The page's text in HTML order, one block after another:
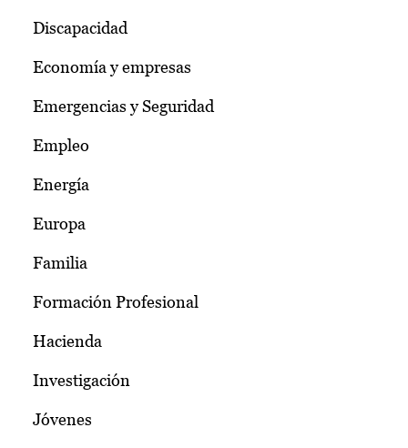
Discapacidad
Economía y empresas
Emergencias y Seguridad
Empleo
Energía
Europa
Familia
Formación Profesional
Hacienda
Investigación
Jóvenes